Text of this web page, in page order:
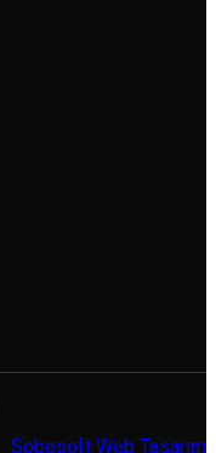
Sobesoft Web Tasarım